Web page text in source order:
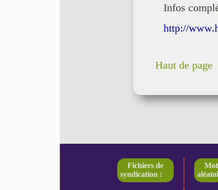
Infos
http://
Haut de page
Fichiers de
syndication :